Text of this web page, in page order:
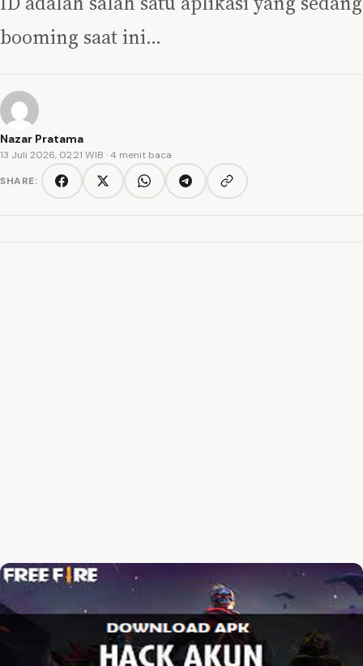
booming saat ini…
Nazar Pratama
13 Juli 2026, 02:21 WIB · 4 menit baca
SHARE:
FacebookTwitter/XWhatsAppTelegramCopy link